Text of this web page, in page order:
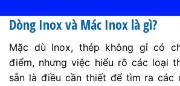
Dòng Inox và Mác Inox là gì?
Mặc dù Inox, thép không gỉ có
điểm, nhưng việc hiểu rõ các loại
sẵn là điều cần thiết để tìm ra các